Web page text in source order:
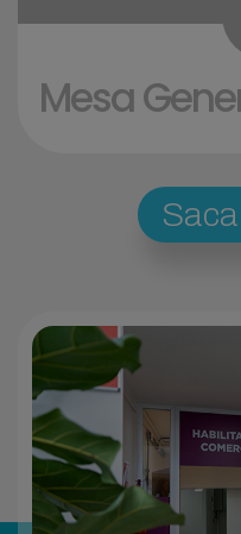
Mesa